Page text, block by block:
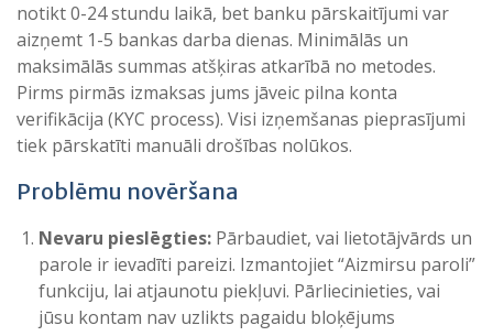
notikt 0-24 stundu laikā, bet banku pārskaitījumi var
aizņemt 1-5 bankas darba dienas. Minimālās un
maksimālās summas atšķiras atkarībā no metodes.
Pirms pirmās izmaksas jums jāveic pilna konta
verifikācija (KYC process). Visi izņemšanas pieprasījumi
tiek pārskatīti manuāli drošības nolūkos.
Problēmu novēršana
Nevaru pieslēgties: Pārbaudiet, vai lietotājvārds un
parole ir ievadīti pareizi. Izmantojiet “Aizmirsu paroli”
funkciju, lai atjaunotu piekļuvi. Pārliecinieties, vai
jūsu kontam nav uzlikts pagaidu bloķējums